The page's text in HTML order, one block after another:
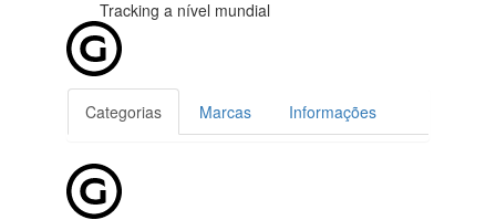
Tracking a nível mundial
Categorias Marcas Informações